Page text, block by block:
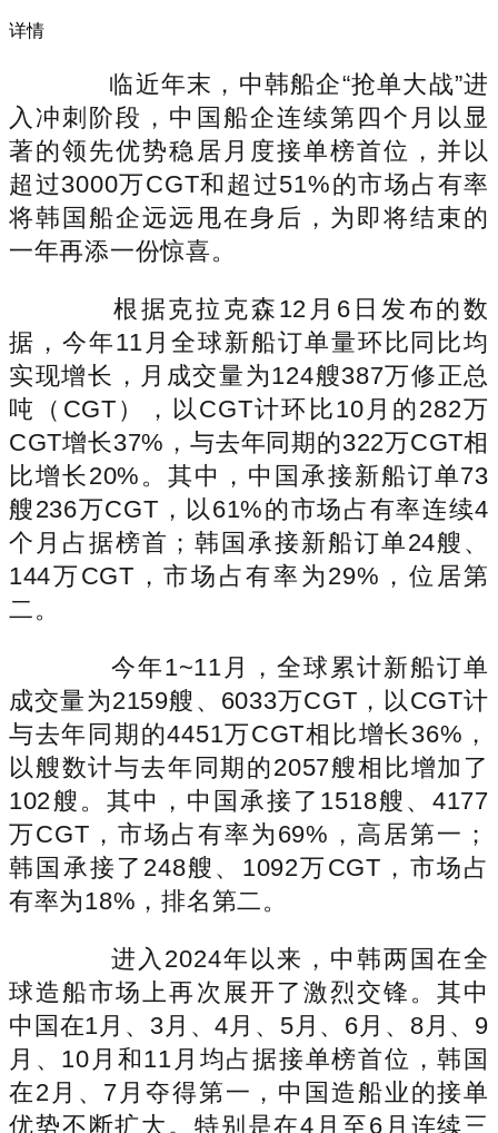
详情
临近年末，中韩船企“抢单大战”进
入冲刺阶段，中国船企连续第四个月以显
著的领先优势稳居月度接单榜首位，并以
超过3000万CGT和超过51%的市场占有率
将韩国船企远远甩在身后，为即将结束的
一年再添一份惊喜。
根据克拉克森12月6日发布的数
据，今年11月全球新船订单量环比同比均
实现增长，月成交量为124艘387万修正总
吨（CGT），以CGT计环比10月的282万
CGT增长37%，与去年同期的322万CGT相
比增长20%。其中，中国承接新船订单73
艘236万CGT，以61%的市场占有率连续4
个月占据榜首；韩国承接新船订单24艘、
144万CGT，市场占有率为29%，位居第
二。
今年1~11月，全球累计新船订单
成交量为2159艘、6033万CGT，以CGT计
与去年同期的4451万CGT相比增长36%，
以艘数计与去年同期的2057艘相比增加了
102艘。其中，中国承接了1518艘、4177
万CGT，市场占有率为69%，高居第一；
韩国承接了248艘、1092万CGT，市场占
有率为18%，排名第二。
进入2024年以来，中韩两国在全
球造船市场上再次展开了激烈交锋。其中
中国在1月、3月、4月、5月、6月、8月、9
月、10月和11月均占据接单榜首位，韩国
在2月、7月夺得第一，中国造船业的接单
优势不断扩大。特别是在4月至6月连续三